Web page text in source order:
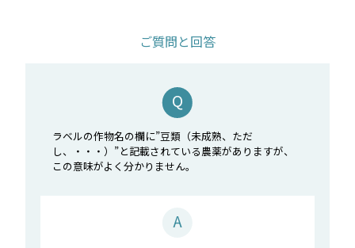
ご質問と回答
ラベルの作物名の欄に”豆類（未成熟、ただ
し、・・・）”と記載されている農薬がありますが、
この意味がよく分かりません。